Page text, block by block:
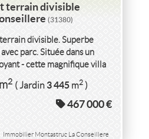
terrain divisible
(31380)
divisible. Superbe
parc. Située dans un
- cette magnifique villa
2 ( Jardin3 445m2)
467 000 €
Immobilier Montastruc La Conseillere
P3 + PARKING EN CENTRE
GARD
EN CENTRE VILLE GARD
-42m2 ( Ext.5m2)